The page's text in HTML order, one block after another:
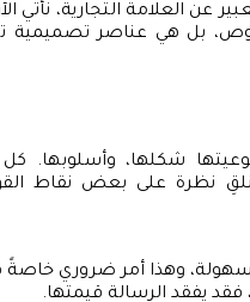
عن العلامة التجارية، نأتي
بل هي عناصر تصميمية
شكلها، وأسلوبها.
نظرة على بعض نقاط
وهذا أمر ضروري خاصةً
يفقد الرسالة قيمتها.